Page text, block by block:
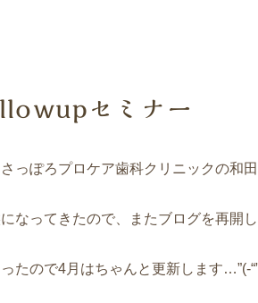
セミナー
っぽろプロケア歯科クリニックの和田
なってきたので、またブログを再開し
たので4月はちゃんと更新します…”(-